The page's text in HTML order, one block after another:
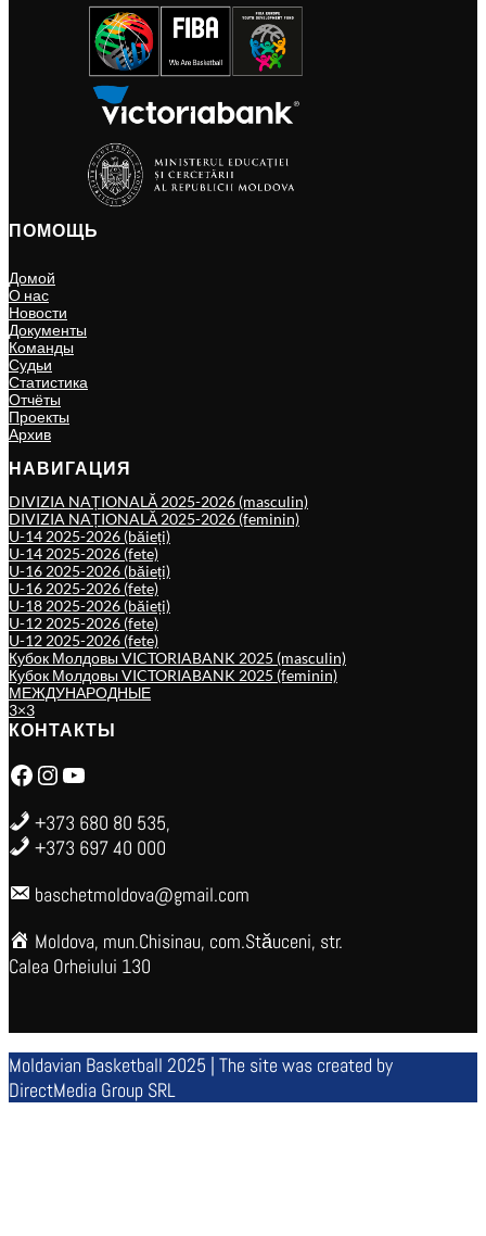
ПОМОЩЬ
Домой
О нас
Новости
Документы
Команды
Судьи
Статистика
Отчёты
Проекты
Архив
НАВИГАЦИЯ
DIVIZIA NAȚIONALĂ 2025-2026 (masculin)
DIVIZIA NAȚIONALĂ 2025-2026 (feminin)
U-14 2025-2026 (băieți)
U-14 2025-2026 (fete)
U-16 2025-2026 (băieți)
U-16 2025-2026 (fete)
U-18 2025-2026 (băieți)
U-12 2025-2026 (fete)
U-12 2025-2026 (fete)
Кубок Молдовы VICTORIABANK 2025 (masculin)
Кубок Молдовы VICTORIABANK 2025 (feminin)
МЕЖДУНАРОДНЫЕ
3×3
КОНТАКТЫ
Facebook Instagram YouTube
+373 680 80 535,
+373 697 40 000
baschetmoldova@gmail.com
Moldova, mun.Chisinau, com.Stăuceni, str.
Calea Orheiului 130
Moldavian Basketball 2025 | The site was created by
DirectMedia Group SRL